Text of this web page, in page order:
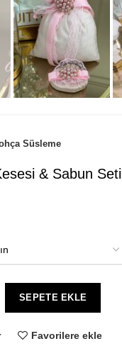
Süsleme
& Sabun Seti
SEPETE EKLE
Favorilere ekle